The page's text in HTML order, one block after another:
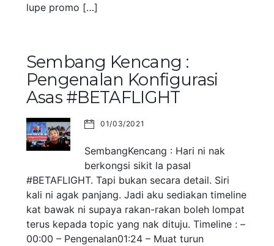
lupe promo […]
Sembang Kencang :
Pengenalan Konfigurasi
Asas #BETAFLIGHT
01/03/2021
SembangKencang : Hari ni nak
berkongsi sikit la pasal
#BETAFLIGHT. Tapi bukan secara detail. Siri
kali ni agak panjang. Jadi aku sediakan timeline
kat bawak ni supaya rakan-rakan boleh lompat
terus kepada topic yang nak dituju. Timeline : –
00:00 – Pengenalan01:24 – Muat turun